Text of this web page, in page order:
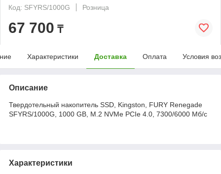
Код: SFYRS/1000G
Розница
67 700 ₸
Характеристики Доставка Оплата Условия
Описание
Твердотельный накопитель SSD, Kingston, FURY Renegade
SFYRS/1000G, 1000 GB, M.2 NVMe PCIe 4.0, 7300/6000 Мб/с
Характеристики